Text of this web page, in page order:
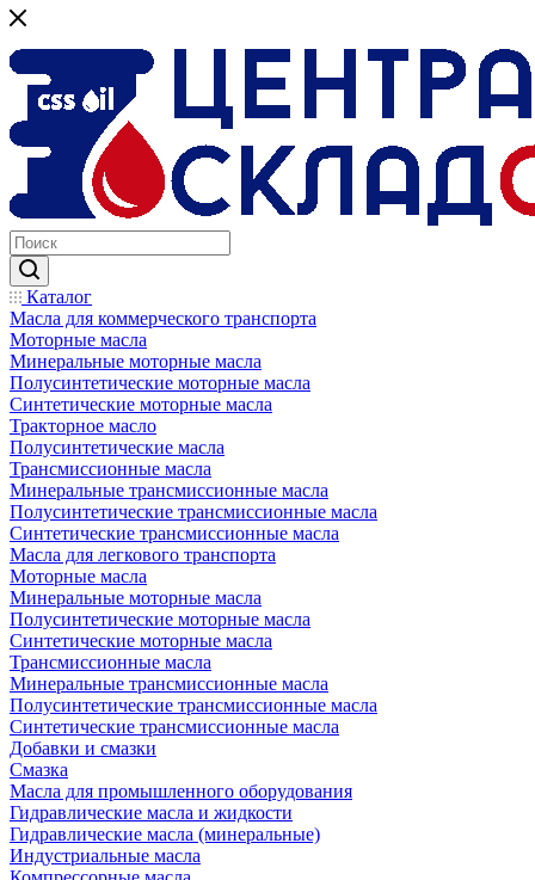
Каталог
Масла для коммерческого транспорта
Моторные масла
Минеральные моторные масла
Полусинтетические моторные масла
Синтетические моторные масла
Тракторное масло
Полусинтетические масла
Трансмиссионные масла
Минеральные трансмиссионные масла
Полусинтетические трансмиссионные масла
Синтетические трансмиссионные масла
Масла для легкового транспорта
Моторные масла
Минеральные моторные масла
Полусинтетические моторные масла
Синтетические моторные масла
Трансмиссионные масла
Минеральные трансмиссионные масла
Полусинтетические трансмиссионные масла
Синтетические трансмиссионные масла
Добавки и смазки
Смазка
Масла для промышленного оборудования
Гидравлические масла и жидкости
Гидравлические масла (минеральные)
Индустриальные масла